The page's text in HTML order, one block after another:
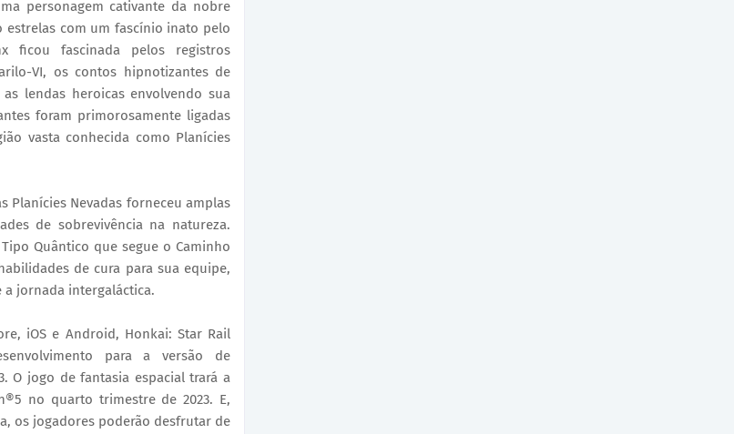
personagem cativante da nobre
estrelas com um fascínio inato pelo
ficou fascinada pelos registros
VI, os contos hipnotizantes de
lendas heroicas envolvendo sua
foram primorosamente ligadas
vasta conhecida como Planícies
Planícies Nevadas forneceu amplas
de sobrevivência na natureza.
Quântico que segue o Caminho
de cura para sua equipe,
jornada intergaláctica.
iOS e Android, Honkai: Star Rail
para a versão de
O jogo de fantasia espacial trará a
no quarto trimestre de 2023. E,
os jogadores poderão desfrutar de